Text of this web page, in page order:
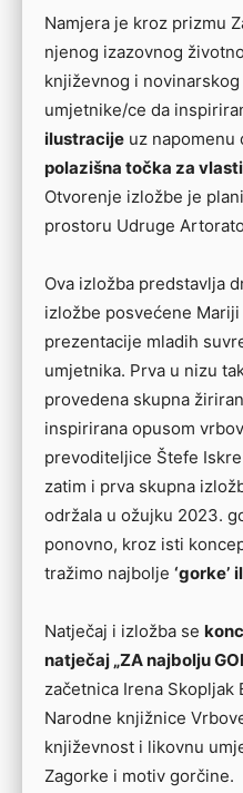
Namjera je kroz prizmu
njenog izazovnog
književnog i
umjetnike/ce da
ilustracije uz napomenu
polazišna točka za
Otvorenje izložbe je
prostoru Udruge
Ova izložba predstavlja
izložbe posvećene
prezentacije mladih
umjetnika. Prva u nizu
provedena skupna
inspirirana opusom
prevoditeljice Štefe
zatim i prva skupna
održala u ožujku 2023.
ponovno, kroz isti
tražimo najbolje ‘gorke’
Natječaj i izložba se
natječaj „ZA najbolju
začetnica Irena Skopljak
Narodne knjižnice
književnost i likovnu
Zagorke i motiv gorčine.